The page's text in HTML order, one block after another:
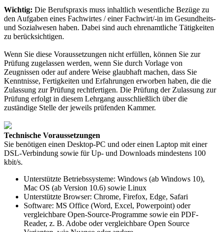
Wichtig: Die Berufspraxis muss inhaltlich wesentliche Bezüge zu
den Aufgaben eines Fachwirtes / einer Fachwirt/-in im Gesundheits-
und Sozialwesen haben. Dabei sind auch ehrenamtliche Tätigkeiten
zu berücksichtigen.
Wenn Sie diese Voraussetzungen nicht erfüllen, können Sie zur
Prüfung zugelassen werden, wenn Sie durch Vorlage von
Zeugnissen oder auf andere Weise glaubhaft machen, dass Sie
Kenntnisse, Fertigkeiten und Erfahrungen erworben haben, die die
Zulassung zur Prüfung rechtfertigen. Die Prüfung der Zulassung zur
Prüfung erfolgt in diesem Lehrgang ausschließlich über die
zuständige Stelle der jeweils prüfenden Kammer.
Technische Voraussetzungen
Sie benötigen einen Desktop-PC und oder einen Laptop mit einer
DSL-Verbindung sowie für Up- und Downloads mindestens 100
kbit/s.
Unterstützte Betriebssysteme: Windows (ab Windows 10),
Mac OS (ab Version 10.6) sowie Linux
Unterstützte Browser: Chrome, Firefox, Edge, Safari
Software: MS Office (Word, Excel, Powerpoint) oder
vergleichbare Open-Source-Programme sowie ein PDF-
Reader, z. B. Adobe oder vergleichbare Open Source